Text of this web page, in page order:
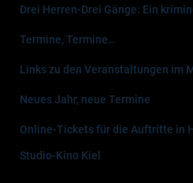
Drei Herren-Drei Gänge: Ein
Termine, Termine…
Links zu den Veranstaltungen im
Neues Jahr, neue Termine
Online-Tickets für die Auftritte in
Studio-Kino Kiel